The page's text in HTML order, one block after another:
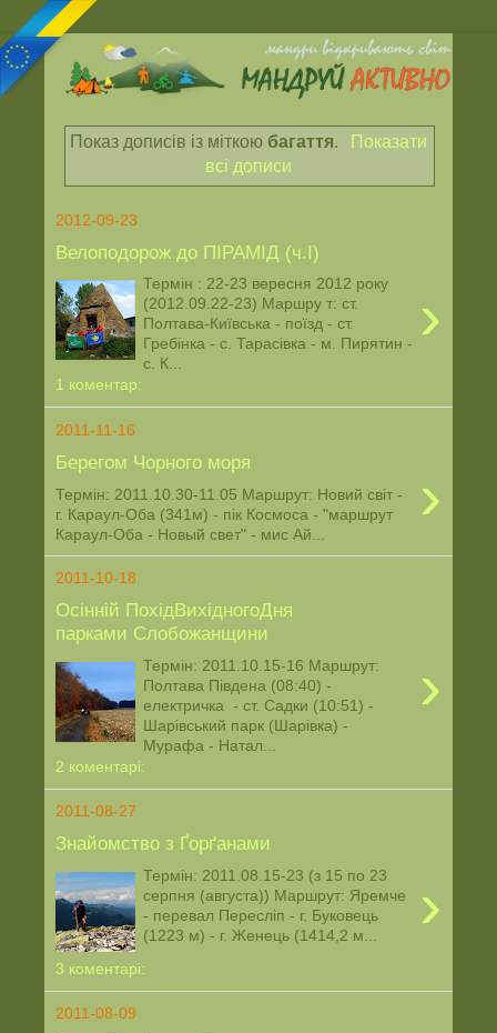
Показ дописів із міткоюбагаття.
Показати
всі дописи
2012-09-23
Велоподорож до ПІРАМІД (ч.I)
›
Термін : 22-23 вересня 2012 року
(2012.09.22-23) Маршру т: ст.
Полтава-Київська - поїзд - ст.
Гребінка - с. Тарасівка - м. Пирятин -
с. К...
1 коментар:
2011-11-16
Берегом Чорного моря ›
Термін: 2011.10.30-11.05 Маршрут: Новий світ -
г. Караул-Оба (341м) - пік Космоса - "маршрут
Караул-Оба - Новый свет" - мис Ай...
2011-10-18
Осінній ПохідВихідногоДня
парками Слобожанщини
›
Термін: 2011.10.15-16 Маршрут:
Полтава Південа (08:40) -
електричка - ст. Садки (10:51) -
Шарівський парк (Шарівка) -
Мурафа - Натал...
2 коментарі:
2011-08-27
Знайомство з Ґорґанами
›
Термін: 2011.08.15-23 (з 15 по 23
серпня (августа)) Маршрут: Яремче
- перевал Пересліп - г. Буковець
(1223 м) - г. Женець (1414,2 м...
3 коментарі:
2011-08-09